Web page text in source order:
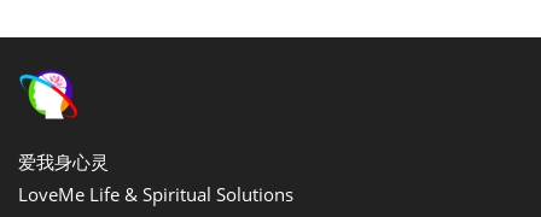
爱我身心灵
LoveMe Life & Spiritual Solutions